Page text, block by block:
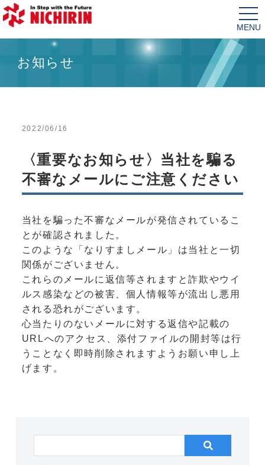
お知らせ
2022/06/16
〈重要なお知らせ〉当社を騙る
不審なメールにご注意ください
当社を騙った不審なメールが発信されているこ
とが確認されました。
このような「なりすましメール」は当社と一切
関係がございません。
これらのメールに返信等されますと詐欺やウイ
ルス感染などの被害、個人情報等が流出し悪用
される恐れがございます。
心当たりのないメールに対する返信や記載の
URLへのアクセス、添付ファイルの開封等は行
うことなく即時削除されますようお願い申し上
げます。